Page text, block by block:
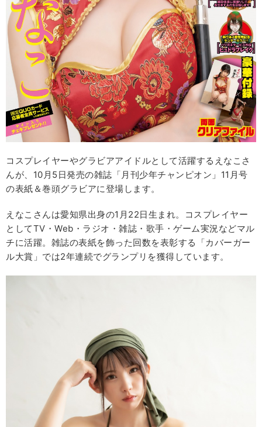
コスプレイヤーやグラビアアイドルとして活躍するえなこさ
んが、10月5日発売の雑誌「月刊少年チャンピオン」11月号
の表紙＆巻頭グラビアに登場します。
えなこさんは愛知県出身の1月22日生まれ。コスプレイヤー
としてTV・Web・ラジオ・雑誌・歌手・ゲーム実況などマル
チに活躍。雑誌の表紙を飾った回数を表彰する「カバーガー
ル大賞」では2年連続でグランプリを獲得しています。